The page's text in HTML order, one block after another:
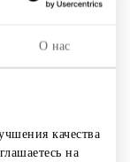
О нас
качества
на